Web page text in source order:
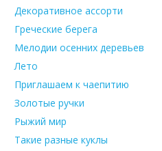
Декоративное ассорти
Греческие берега
Мелодии осенних деревьев
Лето
Приглашаем к чаепитию
Золотые ручки
Рыжий мир
Такие разные куклы